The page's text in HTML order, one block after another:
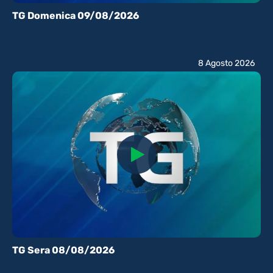
TG Domenica 09/08/2026
TG Sera 08/08/2026
8 Agosto 2026